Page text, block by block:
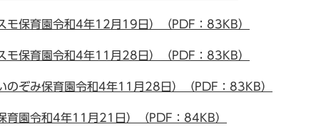
モ保育園令和4年12月19日）（PDF：83KB）
モ保育園令和4年11月28日）（PDF：83KB）
のぞみ保育園令和4年11月28日）（PDF：83KB）
育園令和4年11月21日）（PDF：84KB）